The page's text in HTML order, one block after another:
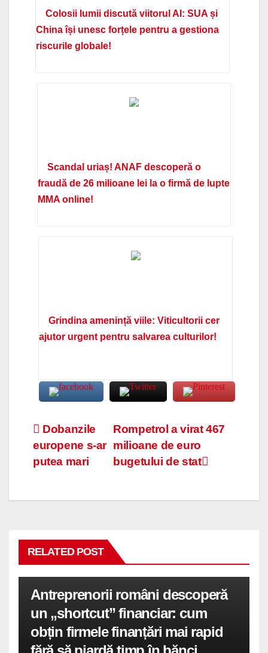
Colosii lumii discută viitorul AI: SUA și
China își unesc forțele pentru a gestiona
riscurile globale!
Scandal uriaș! ANAF descoperă o
fraudă de 26 milioane lei la o firmă de lupte
MMA online!
Grindina amenință viile: Viticultorii cer
ajutor urgent pentru salvarea culturilor!
Navigare
în
Rompetrol a virat 467
milioane de euro
bugetului de stat
Dobanzile
europene s-ar
putea mari
RELATED POST
Antreprenorii români descoperă
un „shortcut” financiar: cum
obțin firmele finanțări mai rapid